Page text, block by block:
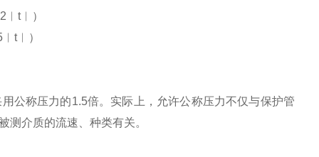
）
）
公称压力的1.5倍。实际上，允许公称压力不仅与保护管
测介质的流速、种类有关。